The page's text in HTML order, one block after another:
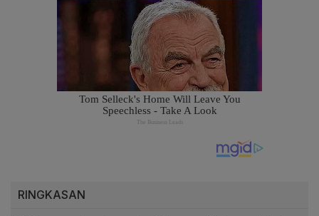
RINGKASAN